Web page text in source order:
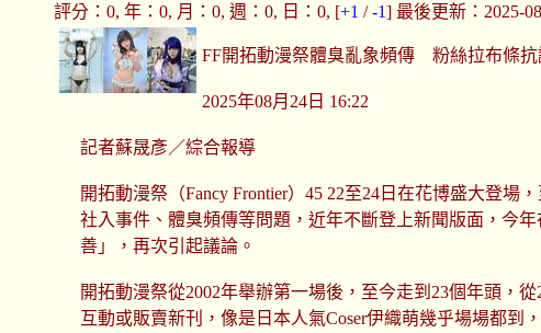
評分：0, 年：0, 月：0, 週：0, 日：0, [+1 /-1] 最後更新：2025-
FF開拓動漫祭體臭亂象頻傳 粉絲拉布條抗
2025年08月24日 16:22
記者蘇晟彥／綜合報導
開拓動漫祭（Fancy Frontier）45 22至24日在花博盛大登
社入事件、體臭頻傳等問題，近年不斷登上新聞版面，今
善」，再次引起議論。
開拓動漫祭從2002年舉辦第一場後，至今走到23個年頭，
互動或販賣新刊，像是日本人氣Coser伊織萌幾乎場場都到